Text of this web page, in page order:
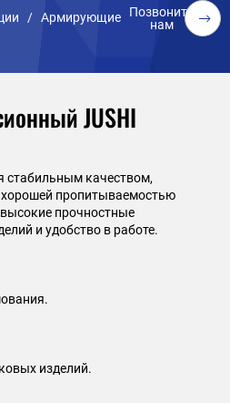
/ Армирующие
Позвонить
нам
JUSHI
стабильным качеством,
пропитываемостью
прочностные
и удобство в работе.
изделий.